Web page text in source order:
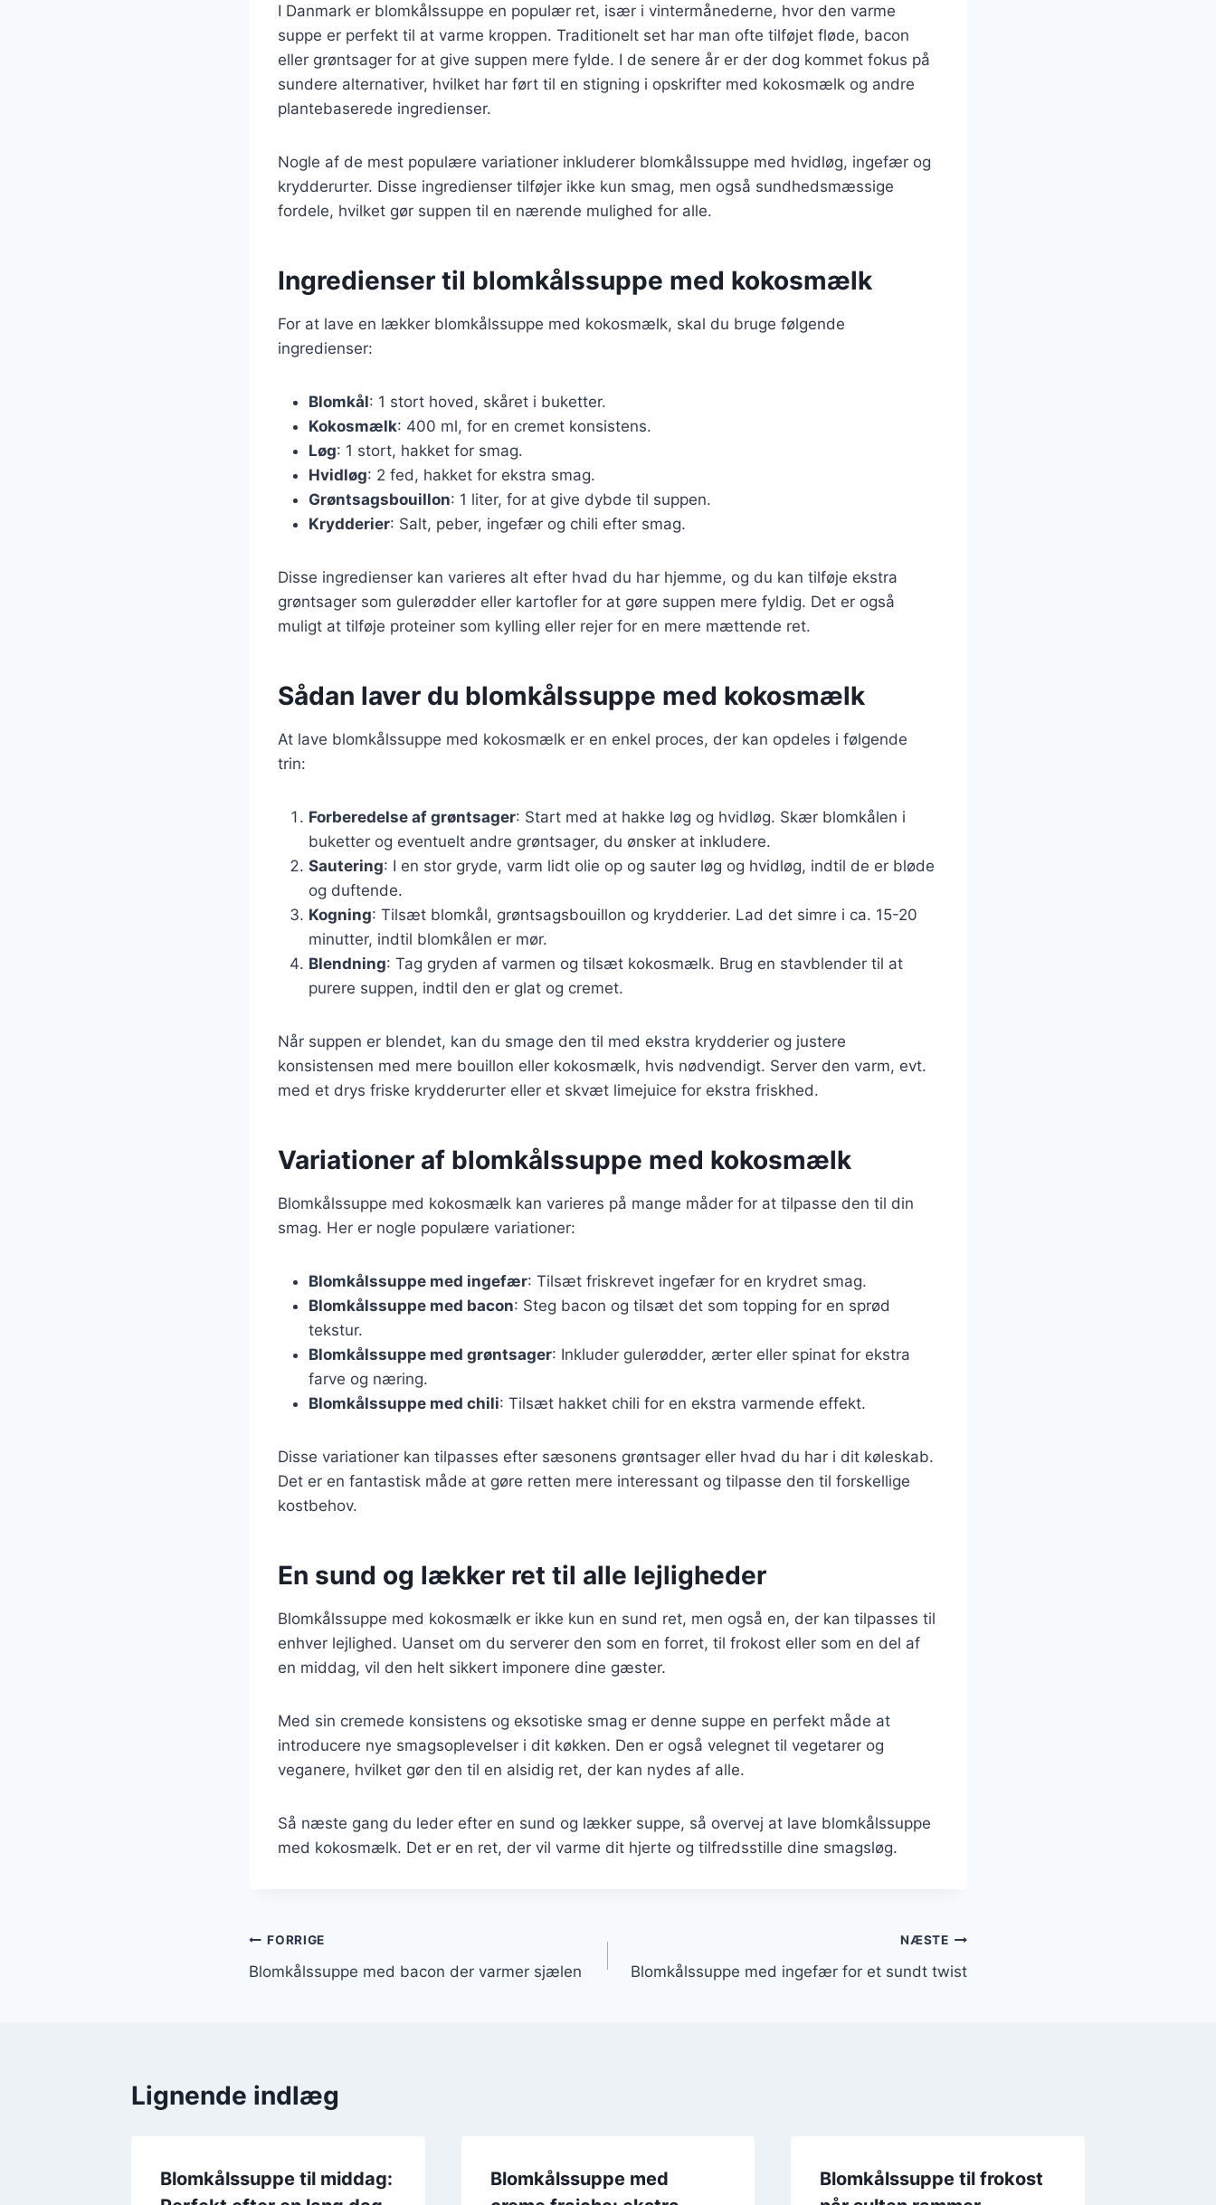
I Danmark er blomkålssuppe en populær ret, især i vintermånederne, hvor den varme
suppe er perfekt til at varme kroppen. Traditionelt set har man ofte tilføjet fløde, bacon
eller grøntsager for at give suppen mere fylde. I de senere år er der dog kommet fokus på
sundere alternativer, hvilket har ført til en stigning i opskrifter med kokosmælk og andre
plantebaserede ingredienser.
Nogle af de mest populære variationer inkluderer blomkålssuppe med hvidløg, ingefær og
krydderurter. Disse ingredienser tilføjer ikke kun smag, men også sundhedsmæssige
fordele, hvilket gør suppen til en nærende mulighed for alle.
Ingredienser til blomkålssuppe med kokosmælk
For at lave en lækker blomkålssuppe med kokosmælk, skal du bruge følgende
ingredienser:
Blomkål: 1 stort hoved, skåret i buketter.
Kokosmælk: 400 ml, for en cremet konsistens.
Løg: 1 stort, hakket for smag.
Hvidløg: 2 fed, hakket for ekstra smag.
Grøntsagsbouillon: 1 liter, for at give dybde til suppen.
Krydderier: Salt, peber, ingefær og chili efter smag.
Disse ingredienser kan varieres alt efter hvad du har hjemme, og du kan tilføje ekstra
grøntsager som gulerødder eller kartofler for at gøre suppen mere fyldig. Det er også
muligt at tilføje proteiner som kylling eller rejer for en mere mættende ret.
Sådan laver du blomkålssuppe med kokosmælk
At lave blomkålssuppe med kokosmælk er en enkel proces, der kan opdeles i følgende
trin:
Forberedelse af grøntsager: Start med at hakke løg og hvidløg. Skær blomkålen i
buketter og eventuelt andre grøntsager, du ønsker at inkludere.
Sautering: I en stor gryde, varm lidt olie op og sauter løg og hvidløg, indtil de er bløde
og duftende.
Kogning: Tilsæt blomkål, grøntsagsbouillon og krydderier. Lad det simre i ca. 15-20
minutter, indtil blomkålen er mør.
Blendning: Tag gryden af varmen og tilsæt kokosmælk. Brug en stavblender til at
purere suppen, indtil den er glat og cremet.
Når suppen er blendet, kan du smage den til med ekstra krydderier og justere
konsistensen med mere bouillon eller kokosmælk, hvis nødvendigt. Server den varm, evt.
med et drys friske krydderurter eller et skvæt limejuice for ekstra friskhed.
Variationer af blomkålssuppe med kokosmælk
Blomkålssuppe med kokosmælk kan varieres på mange måder for at tilpasse den til din
smag. Her er nogle populære variationer:
Blomkålssuppe med ingefær: Tilsæt friskrevet ingefær for en krydret smag.
Blomkålssuppe med bacon: Steg bacon og tilsæt det som topping for en sprød
tekstur.
Blomkålssuppe med grøntsager: Inkluder gulerødder, ærter eller spinat for ekstra
farve og næring.
Blomkålssuppe med chili: Tilsæt hakket chili for en ekstra varmende effekt.
Disse variationer kan tilpasses efter sæsonens grøntsager eller hvad du har i dit køleskab.
Det er en fantastisk måde at gøre retten mere interessant og tilpasse den til forskellige
kostbehov.
En sund og lækker ret til alle lejligheder
Blomkålssuppe med kokosmælk er ikke kun en sund ret, men også en, der kan tilpasses til
enhver lejlighed. Uanset om du serverer den som en forret, til frokost eller som en del af
en middag, vil den helt sikkert imponere dine gæster.
Med sin cremede konsistens og eksotiske smag er denne suppe en perfekt måde at
introducere nye smagsoplevelser i dit køkken. Den er også velegnet til vegetarer og
veganere, hvilket gør den til en alsidig ret, der kan nydes af alle.
Så næste gang du leder efter en sund og lækker suppe, så overvej at lave blomkålssuppe
med kokosmælk. Det er en ret, der vil varme dit hjerte og tilfredsstille dine smagsløg.
Indlægsnavigation
FORRIGE
Blomkålssuppe med bacon der varmer sjælen
NÆSTE
Blomkålssuppe med ingefær for et sundt twist
Lignende indlæg
Blomkålssuppe til middag:
Blomkålssuppe med
Blomkålssuppe til frokost